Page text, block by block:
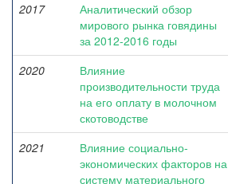
2017
Аналитический обзор
мирового рынка говядины
за 2012-2016 годы
2020
Влияние
производительности труда
на его оплату в молочном
скотоводстве
2021
Влияние социально-
экономических факторов на
систему материального